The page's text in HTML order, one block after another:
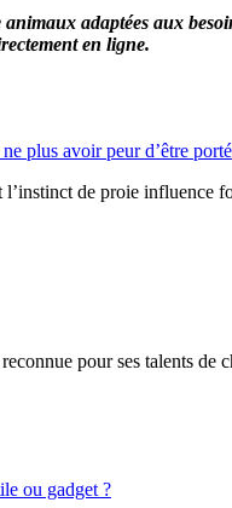
adaptées aux
en ligne.
plus avoir peur d’être porté
de proie influence
pour ses talents de
ou gadget ?